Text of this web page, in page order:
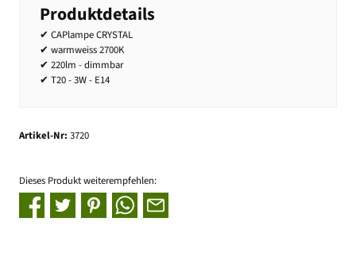
Produktdetails
✔ CAPlampe CRYSTAL
✔ warmweiss 2700K
✔ 220lm - dimmbar
✔ T20 - 3W - E14
Artikel-Nr: 3720
Dieses Produkt weiterempfehlen: